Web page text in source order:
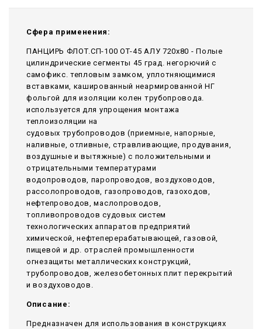
Сфера применения:
ПАНЦИРЬ ФЛОТ.СП-100 ОТ-45 АЛУ 720x80 - Полые
цилиндрические сегменты 45 град. негорючий c
самофикс. тепловым замком, уплотняющимися
вставками, кашированный неармированной НГ
фольгой для изоляции колен трубопровода.
используется для упрощения монтажа
теплоизоляции на
судовых трубопроводов (приемные, напорные,
наливные, отливные, стравливающие, продувания,
воздушные и вытяжные) с положительными и
отрицательными температурами
водопроводов, паропроводов, воздуховодов,
рассолопроводов, газопроводов, газоходов,
нефтепроводов, маслопроводов,
топливопроводов судовых систем
технологических аппаратов предприятий
химической, нефтеперерабатывающей, газовой,
пищевой и др. отраслей промышленности
огнезащиты металлических конструкций,
трубопроводов, железобетонных плит перекрытий
и воздуховодов.
Описание:
Предназначен для использования в конструкциях